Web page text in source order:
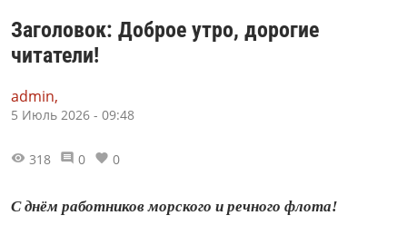
Заголовок: Доброе утро, дорогие
читатели!
admin,
5 Июль 2026 - 09:48
318 0 0
С днём работников морского и речного флота!